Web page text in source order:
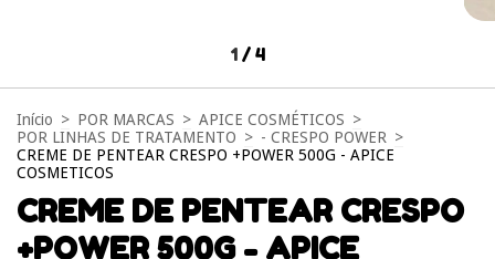
1 / 4
Início > POR MARCAS > APICE COSMÉTICOS >
POR LINHAS DE TRATAMENTO > - CRESPO POWER >
CREME DE PENTEAR CRESPO +POWER 500G - APICE
COSMETICOS
CREME DE PENTEAR CRESPO
+POWER 500G - APICE